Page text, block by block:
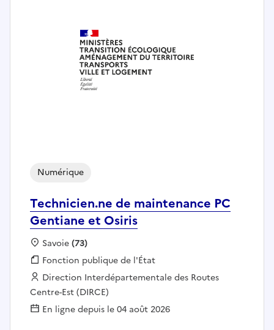
Technicien.ne de maintenance PC
Gentiane et Osiris
Numérique
Localisation :
Savoie(73)
Fonction publique :
Fonction publique de l'État
Employeur :
Direction Interdépartementale des Routes
Centre-Est (DIRCE)
En ligne depuis le 04 août 2026